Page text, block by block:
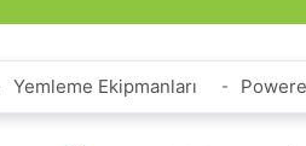
Yemleme Ekipmanları